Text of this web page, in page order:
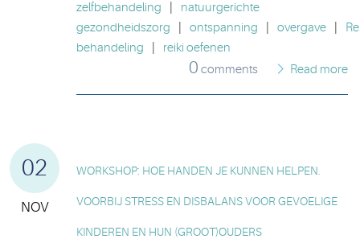
zelfbehandeling
natuurgerichte
gezondheidszorg
ontspanning overgave
behandeling
reiki oefenen
0 comments Read more
02
NOV
WORKSHOP: HOE HANDEN JE KUNNEN HELPEN.
VOORBIJ STRESS EN DISBALANS VOOR GEVOELIGE
KINDEREN EN HUN (GROOT)OUDERS